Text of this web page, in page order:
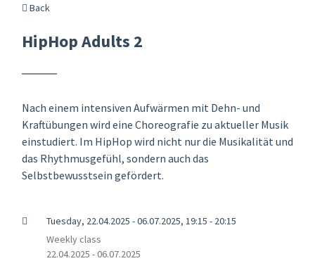
Back
HipHop Adults 2
Nach einem intensiven Aufwärmen mit Dehn- und
Kraftübungen wird eine Choreografie zu aktueller Musik
einstudiert. Im HipHop wird nicht nur die Musikalität und
das Rhythmusgefühl, sondern auch das
Selbstbewusstsein gefördert.
Tuesday, 22.04.2025 - 06.07.2025, 19:15 - 20:15
Weekly class
22.04.2025 - 06.07.2025